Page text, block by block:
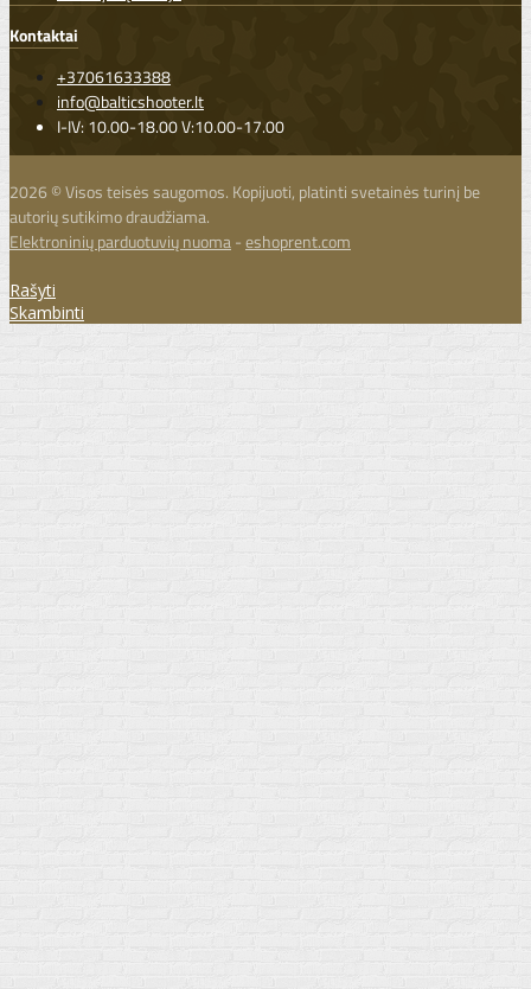
Kontaktai
+37061633388
info@balticshooter.lt
I-IV: 10.00-18.00 V:10.00-17.00
2026 © Visos teisės saugomos. Kopijuoti, platinti svetainės turinį be
autorių sutikimo draudžiama.
Elektroninių parduotuvių nuoma-eshoprent.com
Rašyti
Skambinti